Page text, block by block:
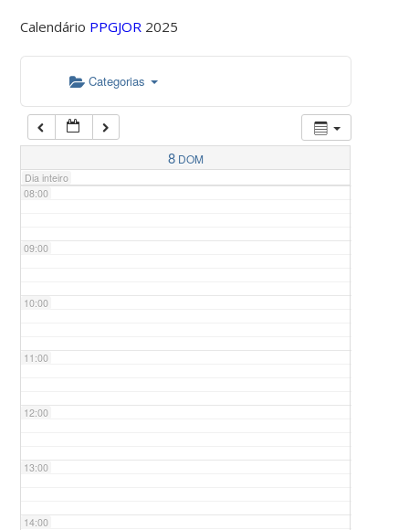
Calendário PPGJOR 2025
Categorias
8 DOM
Dia inteiro
05:00
07:00
08:00
09:00
10:00
11:00
12:00
13:00
14:00